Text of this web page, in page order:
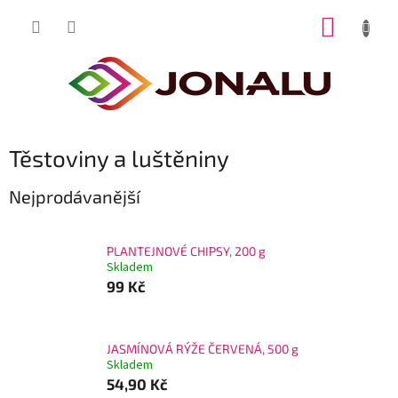
Těstoviny a luštěniny
Nejprodávanější
PLANTEJNOVÉ CHIPSY, 200 g
Skladem
99 Kč
JASMÍNOVÁ RÝŽE ČERVENÁ, 500 g
Skladem
54,90 Kč